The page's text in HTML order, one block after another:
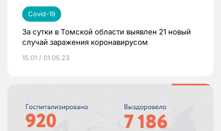
Covid-19
За сутки в Томской области выявлен 21 новый
случай заражения коронавирусом
15:01 / 01.05.23